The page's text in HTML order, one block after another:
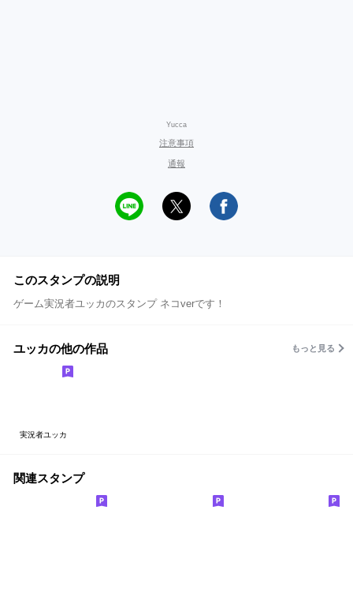
Yucca
注意事項
通報
このスタンプの説明
ゲーム実況者ユッカのスタンプ ネコverです！
ユッカの他の作品 もっと見る
実況者ユッカ
関連スタンプ